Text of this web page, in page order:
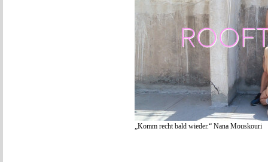
„Komm recht bald wieder.“ Nana Mouskouri